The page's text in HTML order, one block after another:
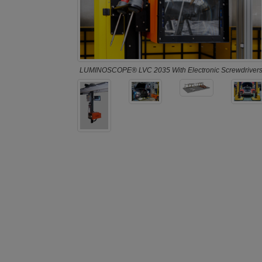
LUMINOSCOPE® LVC 2035 With Electronic Screwdrivers